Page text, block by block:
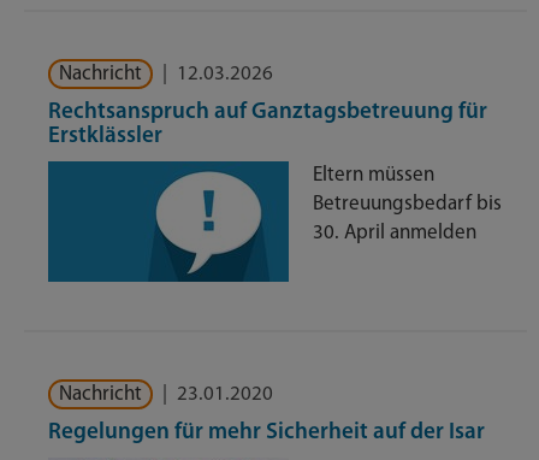
Nachricht 12.03.2026
Rechtsanspruch auf Ganztagsbetreuung für
Erstklässler
Eltern müssen
Betreuungsbedarf bis
30. April anmelden
Nachricht 23.01.2020
Regelungen für mehr Sicherheit auf der Isar